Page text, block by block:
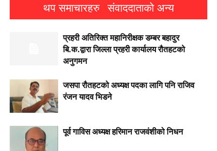
थप समाचारहरु संवाददाताको अन्य
प्रहरी अतिरिक्त महानिरीक्षक डम्बर बहादुर
बि.क.द्वारा जिल्ला प्रहरी कार्यालय रौतहटको
अनुगमन
जसपा राैतहटको अध्यक्ष पदका लागि पनि राजिव
रंजन यादव भिडने
पूर्व गाविस अध्यक्ष हरिमान राजवंशीको निधन